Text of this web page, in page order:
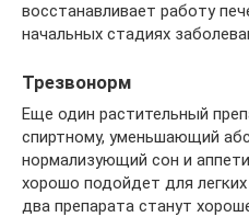
восстанавливает работу
начальных стадиях
Трезвонорм
Еще один растительный
спиртному, уменьшающий
нормализующий сон и
хорошо подойдет для
два препарата станут